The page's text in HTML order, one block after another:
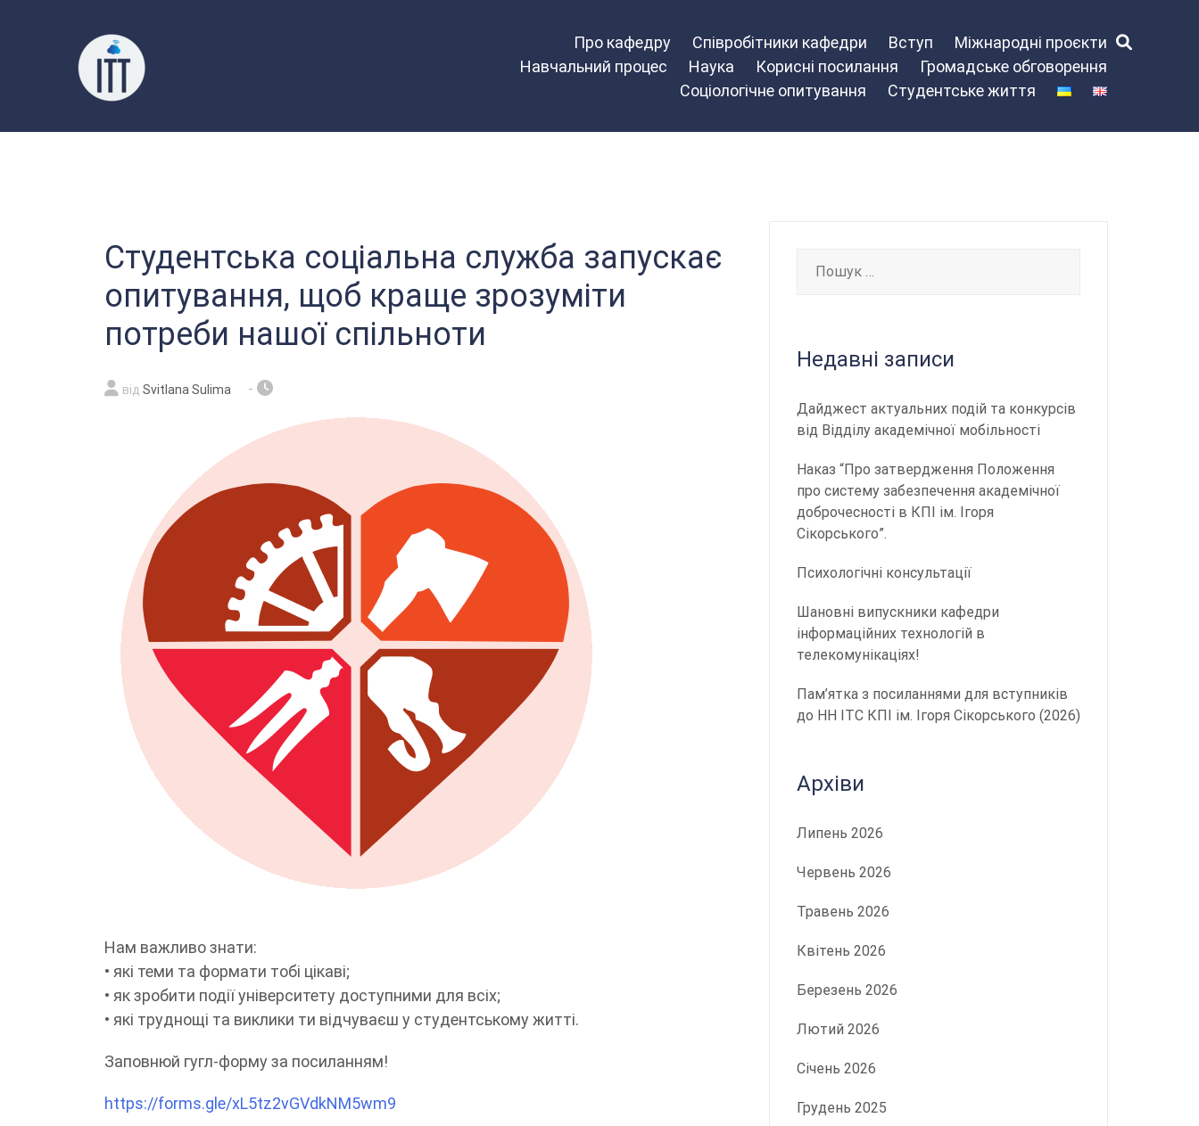
Про кафедру Співробітники кафедри Вступ
Міжнародні проєкти
Навчальний процес
Наука Корисні посилання
Громадське обговорення
Соціологічне опитування
Студентське життя
Студентська соціальна служба запускає
опитування, щоб краще зрозуміти
потреби нашої спільноти
від Svitlana Sulima -
Нам важливо знати:
• які теми та формати тобі цікаві;
• як зробити події університету доступними для всіх;
• які труднощі та виклики ти відчуваєш у студентському житті.
Заповнюй гугл-форму за посиланням!
https://forms.gle/xL5tz2vGVdkNM5wm9
Недавні записи
Дайджест актуальних подій та конкурсів
від Відділу академічної мобільності
Наказ “Про затвердження Положення
про систему забезпечення академічної
доброчесності в КПІ ім. Ігоря
Сікорського”.
Психологічні консультації
Шановні випускники кафедри
інформаційних технологій в
телекомунікаціях!
Пам’ятка з посиланнями для вступників
до НН ІТС КПІ ім. Ігоря Сікорського (2026)
Архіви
Липень 2026
Червень 2026
Травень 2026
Квітень 2026
Березень 2026
Лютий 2026
Січень 2026
Грудень 2025